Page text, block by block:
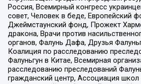
Россия, Всемирный конгресс
совет, Человек в беде, Европейский
Джеймстаунский фонд, Прожект
дракона, Врачи против
органов, Фалунь Дафа, Друзья
Коалиция по расследованию
Фалуньгун в Китае, Всемирная
расследованию преследований
гражданский центр, Ассоциация школ